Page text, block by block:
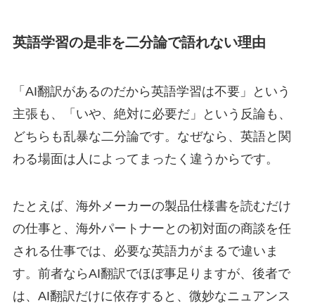
英語学習の是非を二分論で語れない理由
「AI翻訳があるのだから英語学習は不要」という
主張も、「いや、絶対に必要だ」という反論も、
どちらも乱暴な二分論です。なぜなら、英語と関
わる場面は人によってまったく違うからです。
たとえば、海外メーカーの製品仕様書を読むだけ
の仕事と、海外パートナーとの初対面の商談を任
される仕事では、必要な英語力がまるで違いま
す。前者ならAI翻訳でほぼ事足りますが、後者で
は、AI翻訳だけに依存すると、微妙なニュアンス